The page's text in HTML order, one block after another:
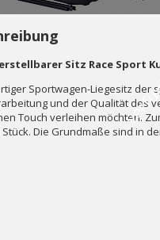
Sitz Race Sport
Sportwagen-Liegesitz der
und der Qualität des
Touch verleihen möchten.
Stück. Die Grundmaße sind in